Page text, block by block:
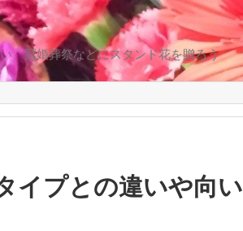
、冠婚葬祭などにスタンド花を贈ろう
イプとの違いや向い